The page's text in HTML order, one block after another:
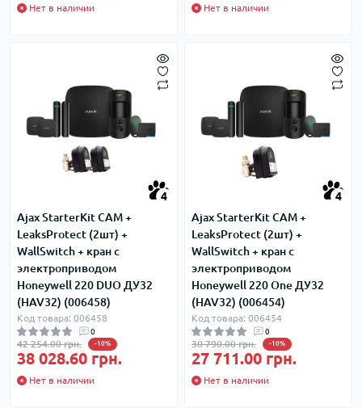
Нет в наличии Нет в наличии
4
Ajax StarterKit CAM +
LeaksProtect (2шт) +
WallSwitch + кран с
электроприводом
Honeywell 220 DUO ДУ32
(HAV32) (006458)
Код товара: 006458
0
42 254.00 грн. -10%
38 028.60 грн.
Нет в наличии
4
Ajax StarterKit CAM +
LeaksProtect (2шт) +
WallSwitch + кран с
электроприводом
Honeywell 220 One ДУ32
(HAV32) (006454)
Код товара: 006454
0
30 790.00 грн. -10%
27 711.00 грн.
Нет в наличии